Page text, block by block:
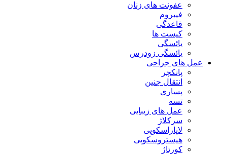
عفونت های زنان
فیبروم
قاعدگی
کیست ها
یائسگی
یائسگی زودرس
عمل های جراحی
پانکچر
انتقال جنین
پساری
تسه
عمل های زیبایی
سرکلاژ
لاپاراسکوپی
هیستروسکوپی
کورتاژ